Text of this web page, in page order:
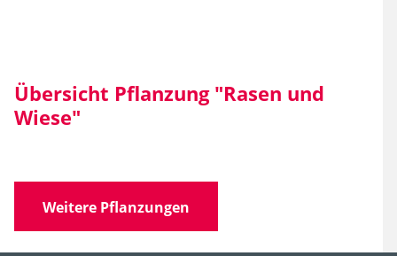
Übersicht Pflanzung "Rasen und
Wiese"
Weitere Pflanzungen